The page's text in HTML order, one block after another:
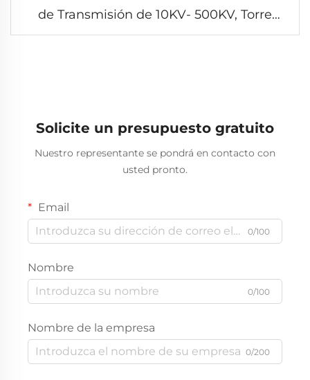
de Transmisión de 10KV- 500KV, Torre
Angular de Acero Autoportante, Pilón de
Solicite un presupuesto gratuito
Nuestro representante se pondrá en contacto con
usted pronto.
Email
0/100
Nombre
0/100
Nombre de la empresa
0/200